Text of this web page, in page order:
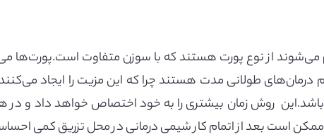
می‌شوند از نوع پورت هستند که با سوزن متفاوت است.پورت‌ها
درمان‌های طولانی مدت هستند چرا که این مزیت را ایجاد
روش زمان بیشتری را به خود اختصاص خواهد داد و در
است بعد از اتمام کار شیمی درمانی در محل تزریق کمی